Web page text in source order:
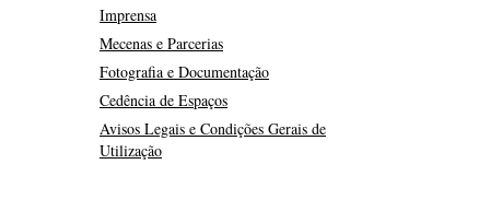
Imprensa
Mecenas e Parcerias
Fotografia e Documentação
Cedência de Espaços
Avisos Legais e Condições Gerais de
Utilização